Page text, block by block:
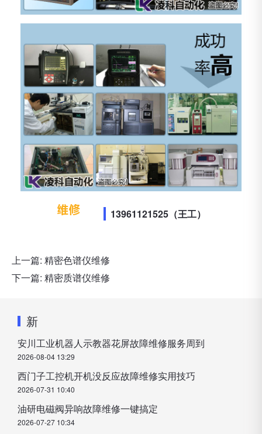
13961121525（王工）
上一篇: 精密色谱仪维修
下一篇: 精密质谱仪维修
新
安川工业机器人示教器花屏故障维修服务周到
2026-08-04 13:29
西门子工控机开机没反应故障维修实用技巧
2026-07-31 10:40
油研电磁阀异响故障维修一键搞定
2026-07-27 10:34